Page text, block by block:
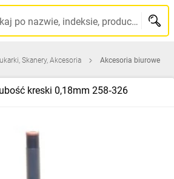
Szukaj po nazwie, indeksie, producencie, kodzie kreskowym...
Skanery, Akcesoria Akcesoria biurowe
kreski 0,18mm 258‑326